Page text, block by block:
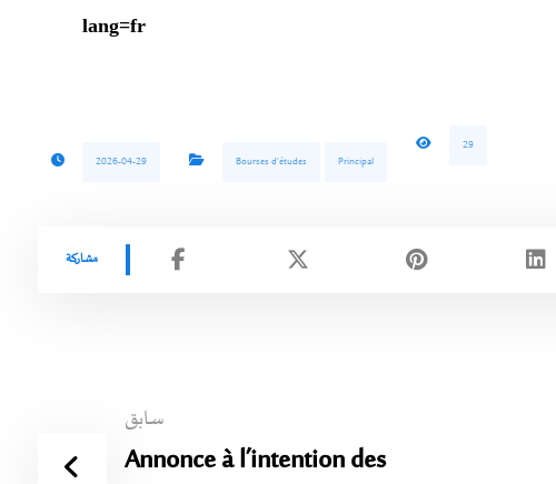
lang=fr
2026-04-29 Bourses d'études Principal
29
سابق
Annonce à l’intention des